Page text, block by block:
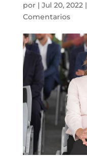
por | Jul 20, 2022|
Comentarios